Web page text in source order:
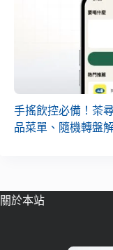
手搖飲控必備！茶
品菜單、隨機轉盤
關於本站